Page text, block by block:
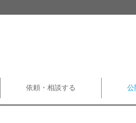
依頼・相談する 公